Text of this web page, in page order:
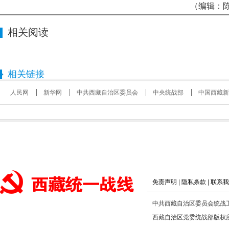
（编辑：
相关阅读
相关链接
人民网 新华网 中共西藏自治区委员会 中央统战部 中国西藏
免责声明 隐私条款 联系
中共西藏自治区委员会统
西藏自治区党委统战部版